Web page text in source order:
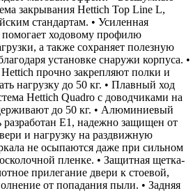
закрывания Hettich Top Line L,
стандартам. • Усиленная
помогает ходовому профилю
а также сохраняет полезную
установке снаружи корпуса. •
прочно закрепляют полки и
нагрузку до 50 кг. • Плавный ход
Hettich Quadro с доводчиками на
до 50 кг. • Алюминиевый
Е1, надежно защищен от
и нагрузку на раздвижную
не осыпаются даже при сильном
пленке. • Защитная щетка-
прилегание двери к стоевой,
от попадания пыли. • Задняя